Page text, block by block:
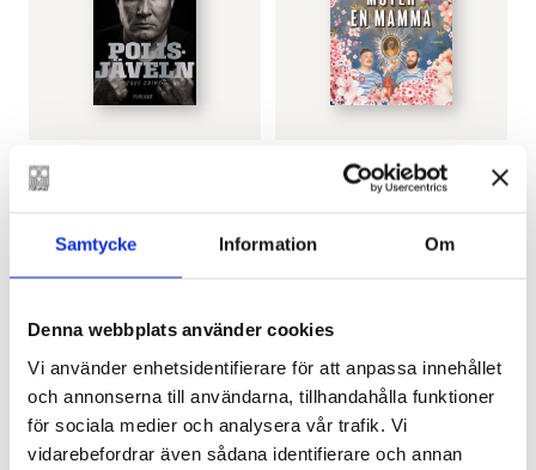
Samtycke Information Om
Denna webbplats använder cookies
Vi använder enhetsidentifierare för att anpassa innehållet
och annonserna till användarna, tillhandahålla funktioner
för sociala medier och analysera vår trafik. Vi
vidarebefordrar även sådana identifierare och annan
Polisjäveln
KAJ KORKEA-AHO
Hur man möter en
€33.80